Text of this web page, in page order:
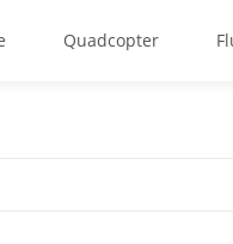
Quadcopter